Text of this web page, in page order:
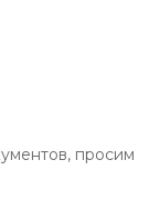
просим